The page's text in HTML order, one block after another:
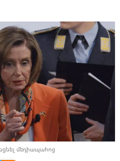
մեդիապահոց